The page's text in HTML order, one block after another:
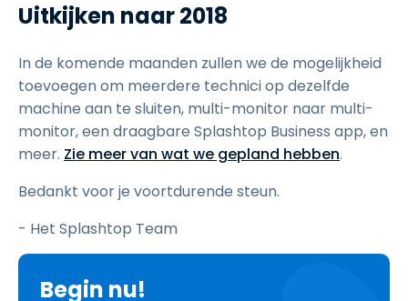
Uitkijken naar 2018
In de komende maanden zullen we de mogelijkheid
toevoegen om meerdere technici op dezelfde
machine aan te sluiten, multi-monitor naar multi-
monitor, een draagbare Splashtop Business app, en
meer. Zie meer van wat we gepland hebben.
Bedankt voor je voortdurende steun.
- Het Splashtop Team
Begin nu!